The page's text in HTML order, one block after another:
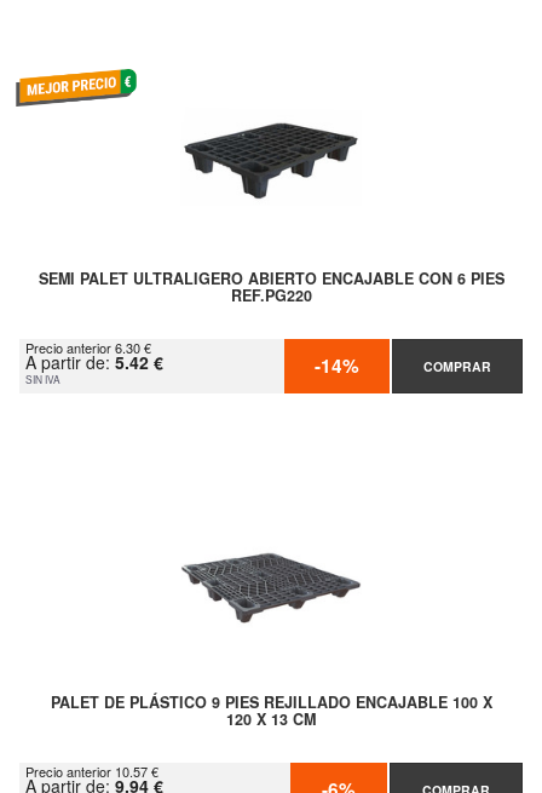
SEMI PALET ULTRALIGERO ABIERTO ENCAJABLE CON 6 PIES
REF.PG220
Precio anterior 6.30 €
A partir de: 5.42 €
SIN IVA -14% COMPRAR
PALET DE PLÁSTICO 9 PIES REJILLADO ENCAJABLE 100 X
120 X 13 CM
Precio anterior 10.57 €
A partir de: 9.94 €